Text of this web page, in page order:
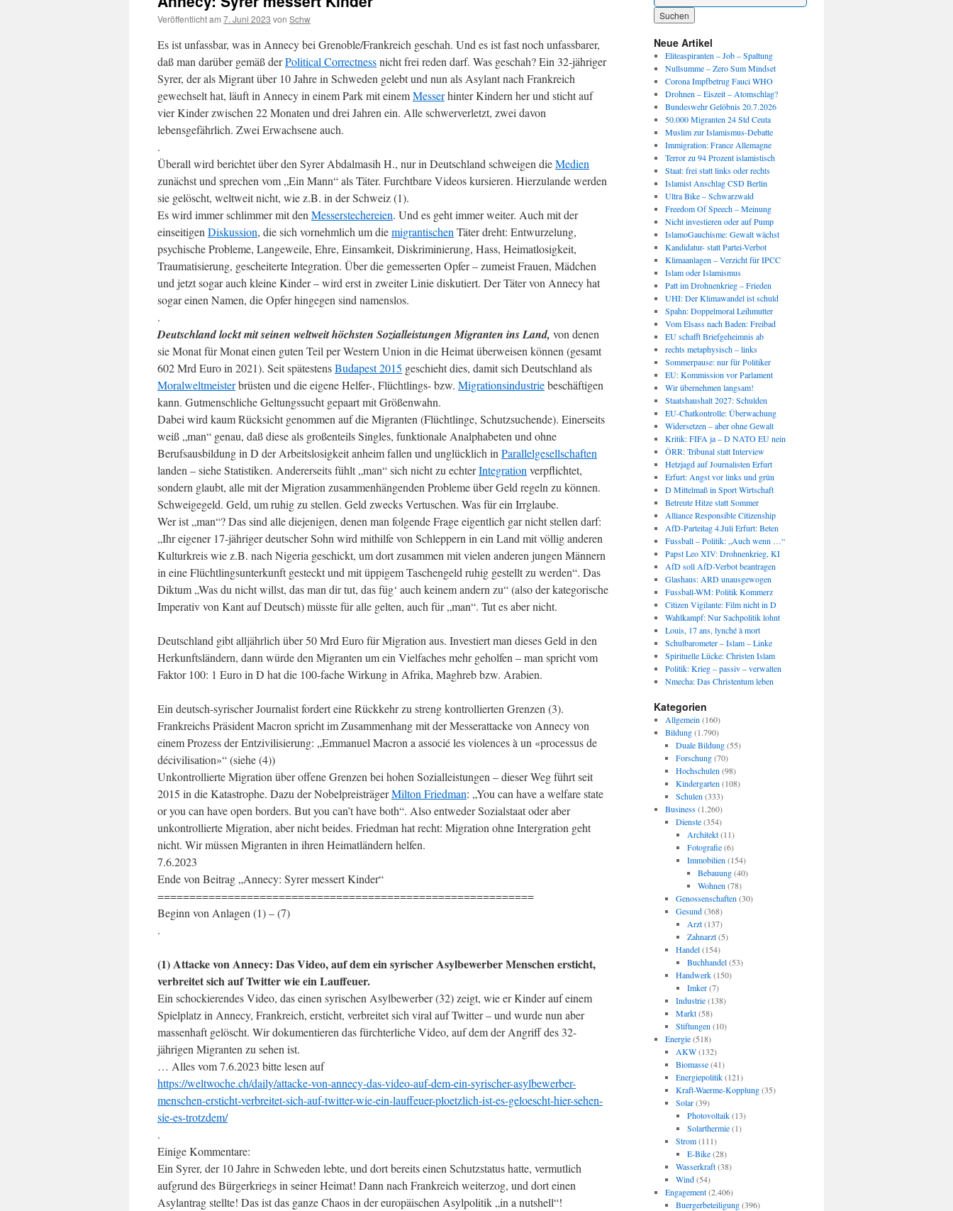
Veröffentlicht am 7. Juni 2023 von Schw
Es ist unfassbar, was in Annecy bei Grenoble/Frankreich geschah. Und es ist fast noch unfassbarer,
daß man darüber gemäß derPolitical Correctnessnicht frei reden darf. Was geschah? Ein 32-jähriger
Syrer, der als Migrant über 10 Jahre in Schweden gelebt und nun als Asylant nach Frankreich
gewechselt hat, läuft in Annecy in einem Park mit einemMesserhinter Kindern her und sticht auf
vier Kinder zwischen 22 Monaten und drei Jahren ein. Alle schwerverletzt, zwei davon
lebensgefährlich. Zwei Erwachsene auch.
.
Überall wird berichtet über den Syrer Abdalmasih H., nur in Deutschland schweigen dieMedien
zunächst und sprechen vom „Ein Mann“ als Täter. Furchtbare Videos kursieren. Hierzulande werden
sie gelöscht, weltweit nicht, wie z.B. in der Schweiz (1).
Es wird immer schlimmer mit den Messerstechereien. Und es geht immer weiter. Auch mit der
einseitigen Diskussion, die sich vornehmlich um diemigrantischen Täter dreht: Entwurzelung,
psychische Probleme, Langeweile, Ehre, Einsamkeit, Diskriminierung, Hass, Heimatlosigkeit,
Traumatisierung, gescheiterte Integration. Über die gemesserten Opfer – zumeist Frauen, Mädchen
und jetzt sogar auch kleine Kinder – wird erst in zweiter Linie diskutiert. Der Täter von Annecy hat
sogar einen Namen, die Opfer hingegen sind namenslos.
.
Deutschland lockt mit seinen weltweit höchsten Sozialleistungen Migranten ins Land, von denen
sie Monat für Monat einen guten Teil per Western Union in die Heimat überweisen können (gesamt
602 Mrd Euro in 2021). Seit spätestensBudapest 2015 geschieht dies, damit sich Deutschland als
Moralweltmeisterbrüsten und die eigene Helfer-, Flüchtlings- bzw. Migrationsindustriebeschäftigen
kann. Gutmenschliche Geltungssucht gepaart mit Größenwahn.
Dabei wird kaum Rücksicht genommen auf die Migranten (Flüchtlinge, Schutzsuchende). Einerseits
weiß „man“ genau, daß diese als großenteils Singles, funktionale Analphabeten und ohne
Berufsausbildung in D der Arbeitslosigkeit anheim fallen und unglücklich in Parallelgesellschaften
landen – siehe Statistiken. Andererseits fühlt „man“ sich nicht zu echterIntegration verpflichtet,
sondern glaubt, alle mit der Migration zusammenhängenden Probleme über Geld regeln zu können.
Schweigegeld. Geld, um ruhig zu stellen. Geld zwecks Vertuschen. Was für ein Irrglaube.
Wer ist „man“? Das sind alle diejenigen, denen man folgende Frage eigentlich gar nicht stellen darf:
„Ihr eigener 17-jähriger deutscher Sohn wird mithilfe von Schleppern in ein Land mit völlig anderen
Kulturkreis wie z.B. nach Nigeria geschickt, um dort zusammen mit vielen anderen jungen Männern
in eine Flüchtlingsunterkunft gesteckt und mit üppigem Taschengeld ruhig gestellt zu werden“. Das
Diktum „Was du nicht willst, das man dir tut, das füg‘ auch keinem andern zu“ (also der kategorische
Imperativ von Kant auf Deutsch) müsste für alle gelten, auch für „man“. Tut es aber nicht.
Deutschland gibt alljährlich über 50 Mrd Euro für Migration aus. Investiert man dieses Geld in den
Herkunftsländern, dann würde den Migranten um ein Vielfaches mehr geholfen – man spricht vom
Faktor 100: 1 Euro in D hat die 100-fache Wirkung in Afrika, Maghreb bzw. Arabien.
Ein deutsch-syrischer Journalist fordert eine Rückkehr zu streng kontrollierten Grenzen (3).
Frankreichs Präsident Macron spricht im Zusammenhang mit der Messerattacke von Annecy von
einem Prozess der Entzivilisierung: „Emmanuel Macron a associé les violences à un «processus de
décivilisation»“ (siehe (4))
Unkontrollierte Migration über offene Grenzen bei hohen Sozialleistungen – dieser Weg führt seit
2015 in die Katastrophe. Dazu der NobelpreisträgerMilton Friedman: „You can have a welfare state
or you can have open borders. But you can’t have both“. Also entweder Sozialstaat oder aber
unkontrollierte Migration, aber nicht beides. Friedman hat recht: Migration ohne Intergration geht
nicht. Wir müssen Migranten in ihren Heimatländern helfen.
7.6.2023
Ende von Beitrag „Annecy: Syrer messert Kinder“
===========================================================
Beginn von Anlagen (1) – (7)
.
(1) Attacke von Annecy: Das Video, auf dem ein syrischer Asylbewerber Menschen ersticht,
verbreitet sich auf Twitter wie ein Lauffeuer.
Ein schockierendes Video, das einen syrischen Asylbewerber (32) zeigt, wie er Kinder auf einem
Spielplatz in Annecy, Frankreich, ersticht, verbreitet sich viral auf Twitter – und wurde nun aber
massenhaft gelöscht. Wir dokumentieren das fürchterliche Video, auf dem der Angriff des 32-
jährigen Migranten zu sehen ist.
… Alles vom 7.6.2023 bitte lesen auf
https://weltwoche.ch/daily/attacke-von-annecy-das-video-auf-dem-ein-syrischer-asylbewerber-
menschen-ersticht-verbreitet-sich-auf-twitter-wie-ein-lauffeuer-ploetzlich-ist-es-geloescht-hier-sehen-
sie-es-trotzdem/
.
Einige Kommentare:
Ein Syrer, der 10 Jahre in Schweden lebte, und dort bereits einen Schutzstatus hatte, vermutlich
aufgrund des Bürgerkriegs in seiner Heimat! Dann nach Frankreich weiterzog, und dort einen
Asylantrag stellte! Das ist das ganze Chaos in der europäischen Asylpolitik „in a nutshell“!
Neue Artikel
Eliteaspiranten – Job – Spaltung
Nullsumme – Zero Sum Mindset
Corona Impfbetrug Fauci WHO
Drohnen – Eiszeit – Atomschlag?
Bundeswehr Gelöbnis 20.7.2026
50.000 Migranten 24 Std Ceuta
Muslim zur Islamismus-Debatte
Immigration: France Allemagne
Terror zu 94 Prozent islamistisch
Staat: frei statt links oder rechts
Islamist Anschlag CSD Berlin
Ultra Bike – Schwarzwald
Freedom Of Speech – Meinung
Nicht investieren oder auf Pump
IslamoGauchisme: Gewalt wächst
Kandidatur- statt Partei-Verbot
Klimaanlagen – Verzicht für IPCC
Islam oder Islamismus
Patt im Drohnenkrieg – Frieden
UHI: Der Klimawandel ist schuld
Spahn: Doppelmoral Leihmutter
Vom Elsass nach Baden: Freibad
EU schafft Briefgeheimnis ab
rechts metaphysisch – links
Sommerpause: nur für Politiker
EU: Kommission vor Parlament
Wir übernehmen langsam!
Staatshaushalt 2027: Schulden
EU-Chatkontrolle: Überwachung
Widersetzen – aber ohne Gewalt
Kritik: FIFA ja – D NATO EU nein
ÖRR: Tribunal statt Interview
Hetzjagd auf Journalisten Erfurt
Erfurt: Angst vor links und grün
D Mittelmaß in Sport Wirtschaft
Betreute Hitze statt Sommer
Alliance Responsible Citizenship
AfD-Parteitag 4.Juli Erfurt: Beten
Fussball – Politik: „Auch wenn …“
Papst Leo XIV: Drohnenkrieg, KI
AfD soll AfD-Verbot beantragen
Glashaus: ARD unausgewogen
Fussball-WM: Politik Kommerz
Citizen Vigilante: Film nicht in D
Wahlkampf: Nur Sachpolitik lohnt
Louis, 17 ans, lynché à mort
Schulbarometer – Islam – Linke
Spirituelle Lücke: Christen Islam
Politik: Krieg – passiv – verwalten
Nmecha: Das Christentum leben
Kategorien
Allgemein (160)
Bildung(1.790)
Duale Bildung(55)
Forschung(70)
Hochschulen (98)
Kindergarten (108)
Schulen (333)
Business(1.260)
Dienste(354)
Architekt(11)
Fotografie(6)
Immobilien (154)
Bebauung(40)
Wohnen (78)
Genossenschaften (30)
Gesund(368)
Arzt(137)
Zahnarzt(5)
Handel(154)
Buchhandel(53)
Handwerk(150)
Imker(7)
Industrie(138)
Markt(58)
Stiftungen (10)
Energie(518)
AKW(132)
Biomasse(41)
Energiepolitik(121)
Kraft-Waerme-Kopplung(35)
Solar(39)
Photovoltaik(13)
Solarthermie(1)
Strom(111)
E-Bike(28)
Wasserkraft(38)
Wind(54)
Engagement(2.406)
Buergerbeteiligung(396)